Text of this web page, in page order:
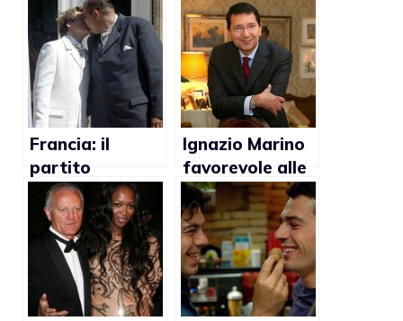
Francia: il
partito
popolare
contro il
matrimonio gay
Ignazio Marino
favorevole alle
unioni civili gay